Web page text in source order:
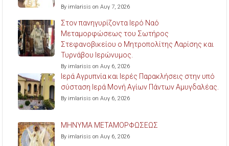
By imlarisis on Αυγ 7, 2026
Στον πανηγυρίζοντα Ιερό Ναό
Μεταμορφώσεως του Σωτήρος
Στεφανοβικείου ο Μητροπολίτης Λαρίσης και
Τυρνάβου Ιερώνυμος.
By imlarisis on Αυγ 6, 2026
Ιερά Αγρυπνία και Ιερές Παρακλήσεις στην υπό
σύσταση Ιερά Μονή Αγίων Πάντων Αμυγδαλέας.
By imlarisis on Αυγ 6, 2026
ΜΗΝΥΜΑ ΜΕΤΑΜΟΡΦΩΣΕΩΣ
By imlarisis on Αυγ 6, 2026